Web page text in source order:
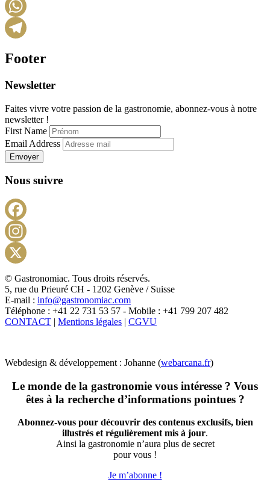
Footer
Newsletter
Faites vivre votre passion de la gastronomie, abonnez-vous à notre
newsletter !
First Name
Email Address
Envoyer
Nous suivre
X
© Gastronomiac. Tous droits réservés.
5, rue du Prieuré CH - 1202 Genève / Suisse
E-mail : info@gastronomiac.com
Téléphone : +41 22 731 53 57 - Mobile : +41 799 207 482
CONTACT | Mentions légales | CGVU
Webdesign & développement : Johanne (webarcana.fr)
Le monde de la gastronomie vous intéresse ? Vous
êtes à la recherche d’informations pointues ?
Abonnez-vous pour découvrir des contenus exclusifs, bien
illustrés et régulièrement mis à jour.
Ainsi la gastronomie n’aura plus de secret
pour vous !
Je m’abonne !